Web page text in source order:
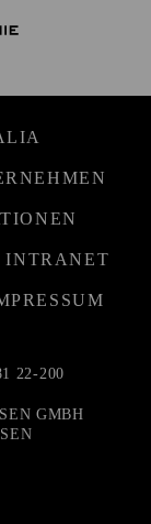
INTRANET
22-200
GMBH